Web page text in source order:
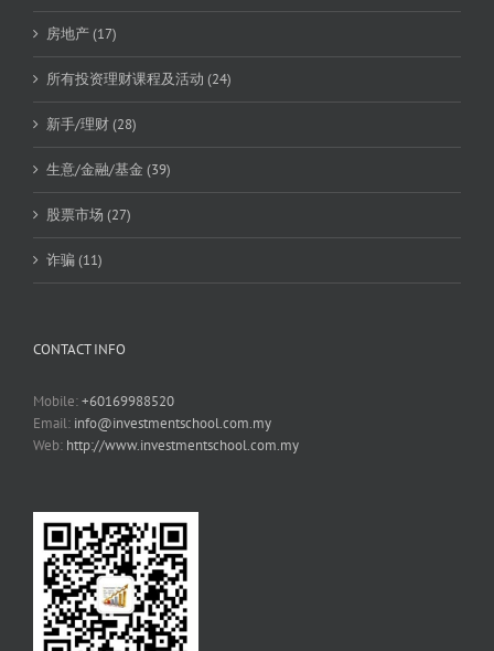
房地产 (17)
所有投资理财课程及活动 (24)
新手/理财 (28)
生意/金融/基金 (39)
股票市场 (27)
诈骗 (11)
CONTACT INFO
Mobile:+60169988520
Email: info@investmentschool.com.my
Web: http://www.investmentschool.com.my